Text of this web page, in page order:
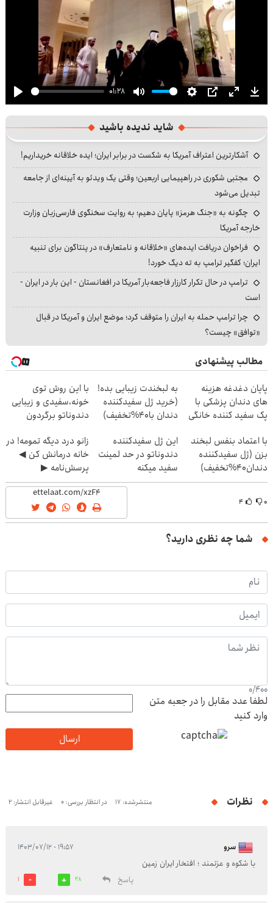
Play
01:28
Mute Settings
PIP Enter
شاید ندیده باشید
آشکارترین اعتراف آمریکا به شکست در برابر ایران؛ ایده خلاقانه خریداریم!
مجتبی شکوری در راهپیمایی اربعین؛ وقتی یک ویدئو به آیینه‌ای از جامعه
تبدیل می‌شود
چگونه به «جنگ هرمز» پایان دهیم؛ به روایت سخنگوی فارسی‌زبان وزارت
خارجه آمریکا
فراخوان دریافت ایده‌های «خلاقانه و نامتعارف» در پنتاگون برای تنبیه
ایران؛ کفگیر ترامپ به ته دیگ خورد!
ترامپ در حال تکرار کارزار فاجعه‌بار آمریکا در افغانستان - این بار در ایران -
است
چرا ترامپ حمله به ایران را متوقف کرد؛ موضع ایران و آمریکا در قبال
«توافق» چیست؟
مطالب پیشنهادی
پایان دغدغه هزینه
های دندان پزشکی با
پک سفید کننده خانگی
به لبخندت زیبایی بده!
(خرید ژل سفیدکننده
دندان با40%تخفیف)
با این روش توی
خونه،سفیدی و زیبایی
دندوناتو برگردون
با اعتماد بنفس لبخند
بزن (ژل سفیدکننده
دندان40%تخفیف)
این ژل سفیدکننده
دندوناتو در حد لمینت
سفید میکنه
(40%تخفیف)
زانو درد دیگه تمومه! در
خانه درمانش کن ◀
پرسش‌نامه ▶
۰ ۴
شما چه نظری دارید؟
0/400
لطفا عدد مقابل را در جعبه متن
وارد کنید
ارسال
نظرات منتشرشده: 17 در انتظار بررسی: 0 غیرقابل انتشار: 2
سرو ۱۹:۵۷ - ۱۴۰۳/۰۷/۱۲
با شکوه و عزتمند ؛ افتخار ایران زمین
پاسخ
28
1